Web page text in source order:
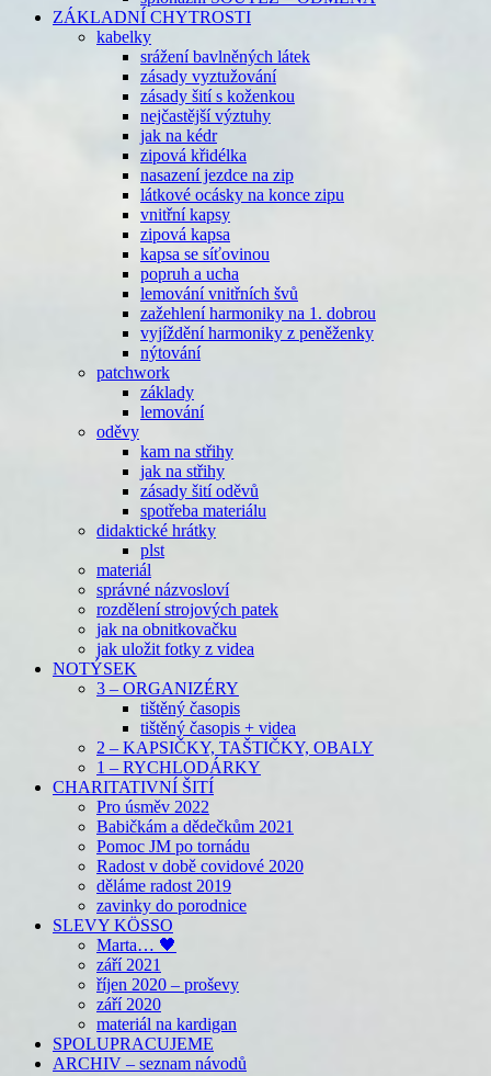
ZÁKLADNÍ CHYTROSTI
kabelky
srážení bavlněných látek
zásady vyztužování
zásady šití s koženkou
nejčastější výztuhy
jak na kédr
zipová křidélka
nasazení jezdce na zip
látkové ocásky na konce zipu
vnitřní kapsy
zipová kapsa
kapsa se síťovinou
popruh a ucha
lemování vnitřních švů
zažehlení harmoniky na 1. dobrou
vyjíždění harmoniky z peněženky
nýtování
patchwork
základy
lemování
oděvy
kam na střihy
jak na střihy
zásady šití oděvů
spotřeba materiálu
didaktické hrátky
plst
materiál
správné názvosloví
rozdělení strojových patek
jak na obnitkovačku
jak uložit fotky z videa
NOTÝSEK
3 – ORGANIZÉRY
tištěný časopis
tištěný časopis + videa
2 – KAPSIČKY, TAŠTIČKY, OBALY
1 – RYCHLODÁRKY
CHARITATIVNÍ ŠITÍ
Pro úsměv 2022
Babičkám a dědečkům 2021
Pomoc JM po tornádu
Radost v době covidové 2020
děláme radost 2019
zavinky do porodnice
SLEVY KÖSSO
Marta… 🖤
září 2021
říjen 2020 – proševy
září 2020
materiál na kardigan
SPOLUPRACUJEME
ARCHIV – seznam návodů